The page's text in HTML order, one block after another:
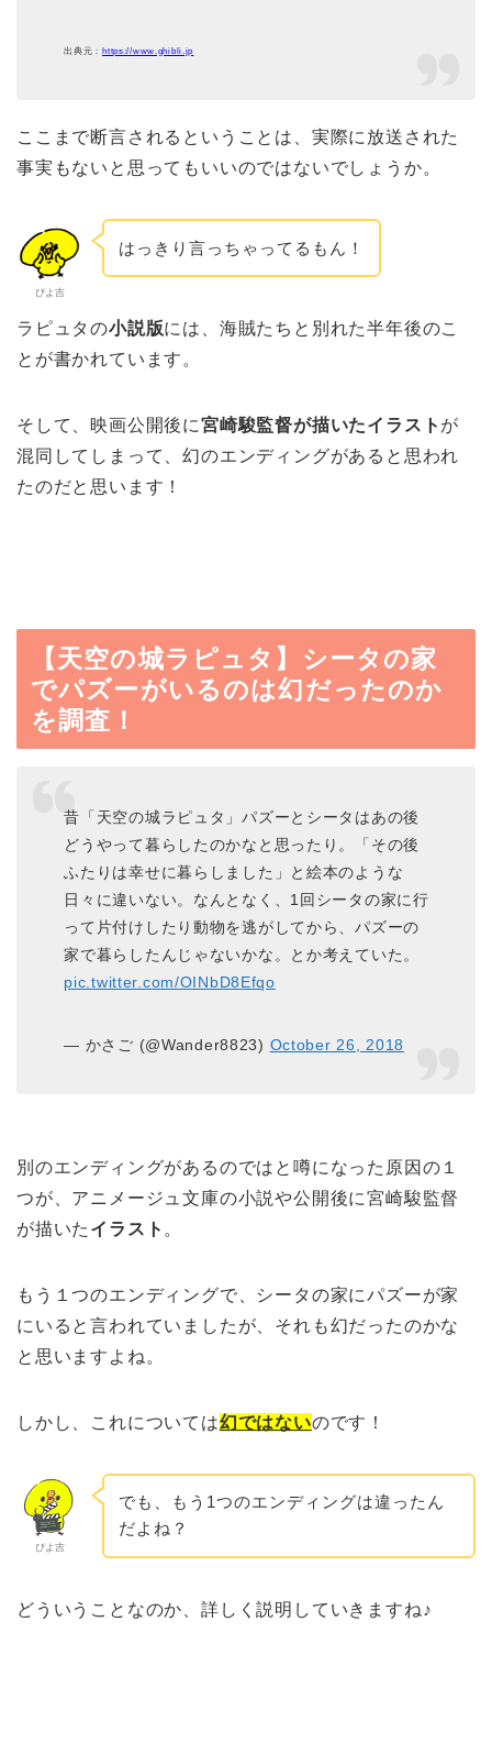
出典元： https://www.ghibli.jp
ここまで断言されるということは、実際に放送された
事実もないと思ってもいいのではないでしょうか。
ぴよ吉
はっきり言っちゃってるもん！
ラピュタの小説版には、海賊たちと別れた半年後のこ
とが書かれています。
そして、映画公開後に宮崎駿監督が描いたイラスト が
混同してしまって、幻のエンディングがあると思われ
たのだと思います！
【天空の城ラピュタ】シータの家
でパズーがいるのは幻だったのか
を調査！
昔「天空の城ラピュタ」パズーとシータはあの後
どうやって暮らしたのかなと思ったり。「その後
ふたりは幸せに暮らしました」と絵本のような
日々に違いない。なんとなく、1回シータの家に行
って片付けしたり動物を逃がしてから、パズーの
家で暮らしたんじゃないかな。とか考えていた。
pic.twitter.com/OINbD8Efqo
— かさご (@Wander8823) October 26, 2018
別のエンディングがあるのではと噂になった原因の１
つが、アニメージュ文庫の小説や公開後に宮崎駿監督
が描いた イラスト 。
もう１つのエンディングで、シータの家にパズーが家
にいると言われていましたが、それも幻だったのかな
と思いますよね。
しかし、これについては幻ではないのです！
ぴよ吉
でも、もう1つのエンディングは違ったん
だよね？
どういうことなのか、詳しく説明していきますね♪